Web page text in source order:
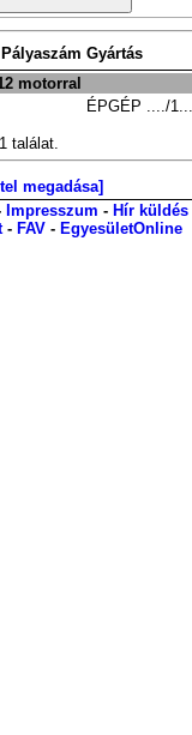
Pályaszám Gyártás
motorral
ÉPGÉP ..../1...
találat.
megadása]
Impresszum - Hír küldés
- FAV - EgyesületOnline